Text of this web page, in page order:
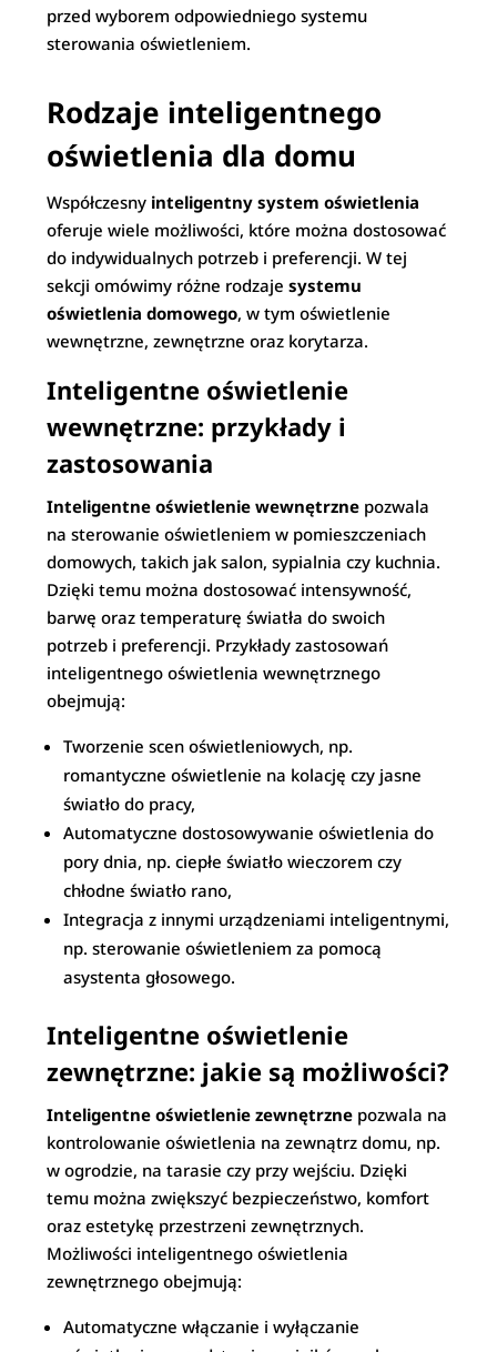
przed wyborem odpowiedniego systemu
sterowania oświetleniem.
Rodzaje inteligentnego
oświetlenia dla domu
Współczesny inteligentny system oświetlenia
oferuje wiele możliwości, które można dostosować
do indywidualnych potrzeb i preferencji. W tej
sekcji omówimy różne rodzajesystemu
oświetlenia domowego, w tym oświetlenie
wewnętrzne, zewnętrzne oraz korytarza.
Inteligentne oświetlenie
wewnętrzne: przykłady i
zastosowania
Inteligentne oświetlenie wewnętrzne pozwala
na sterowanie oświetleniem w pomieszczeniach
domowych, takich jak salon, sypialnia czy kuchnia.
Dzięki temu można dostosować intensywność,
barwę oraz temperaturę światła do swoich
potrzeb i preferencji. Przykłady zastosowań
inteligentnego oświetlenia wewnętrznego
obejmują:
Tworzenie scen oświetleniowych, np.
romantyczne oświetlenie na kolację czy jasne
światło do pracy,
Automatyczne dostosowywanie oświetlenia do
pory dnia, np. ciepłe światło wieczorem czy
chłodne światło rano,
Integracja z innymi urządzeniami inteligentnymi,
np. sterowanie oświetleniem za pomocą
asystenta głosowego.
Inteligentne oświetlenie
zewnętrzne: jakie są możliwości?
Inteligentne oświetlenie zewnętrzne pozwala na
kontrolowanie oświetlenia na zewnątrz domu, np.
w ogrodzie, na tarasie czy przy wejściu. Dzięki
temu można zwiększyć bezpieczeństwo, komfort
oraz estetykę przestrzeni zewnętrznych.
Możliwości inteligentnego oświetlenia
zewnętrznego obejmują:
Automatyczne włączanie i wyłączanie